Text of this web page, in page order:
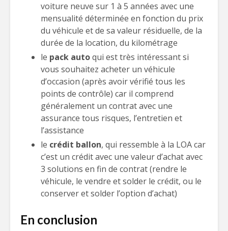
voiture neuve sur 1 à 5 années avec une
mensualité déterminée en fonction du prix
du véhicule et de sa valeur résiduelle, de la
durée de la location, du kilométrage
le pack autoqui est très intéressant si
vous souhaitez acheter un véhicule
d’occasion (après avoir vérifié tous les
points de contrôle) car il comprend
généralement un contrat avec une
assurance tous risques, l’entretien et
l’assistance
le crédit ballon, qui ressemble à la LOA car
c’est un crédit avec une valeur d’achat avec
3 solutions en fin de contrat (rendre le
véhicule, le vendre et solder le crédit, ou le
conserver et solder l’option d’achat)
En conclusion